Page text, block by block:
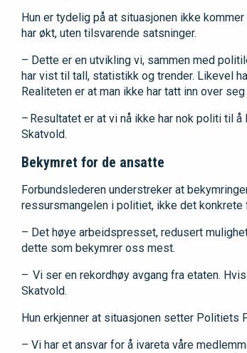
Hun er tydelig på at situasjonen ikke
har økt, uten tilsvarende satsninger.
– Dette er en utvikling vi, sammen med
har vist til tall, statistikk og trender. Likevel
Realiteten er at man ikke har tatt inn over
– Resultatet er at vi nå ikke har nok politi til
Skatvold.
Bekymret for de ansatte
Forbundslederen understreker at
ressursmangelen i politiet, ikke det
– Det høye arbeidspresset, redusert
dette som bekymrer oss mest.
– Vi ser en rekordhøy avgang fra etaten.
Skatvold.
Hun erkjenner at situasjonen setter Politiets
– Vi har et ansvar for å ivareta våre